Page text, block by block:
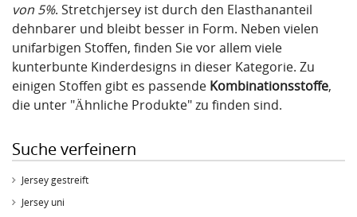
von 5%. Stretchjersey ist durch den Elasthananteil
dehnbarer und bleibt besser in Form. Neben vielen
unifarbigen Stoffen, finden Sie vor allem viele
kunterbunte Kinderdesigns in dieser Kategorie. Zu
einigen Stoffen gibt es passende Kombinationsstoffe,
die unter "Ähnliche Produkte" zu finden sind.
Suche verfeinern
Jersey gestreift
Jersey uni